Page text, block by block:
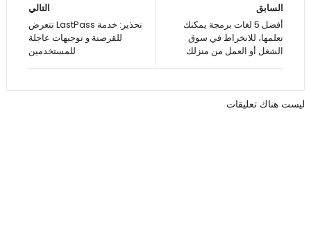
التالي
تحذير: خدمة LastPass تتعرض
للقرصنة و توجيهات عاجلة
للمستخدمين
السابق
أفضل 5 لغات برمجة يمكنك
تعلمها، للانخراط في سوق
الشغل أو العمل من منزلك
ليست هناك تعليقات